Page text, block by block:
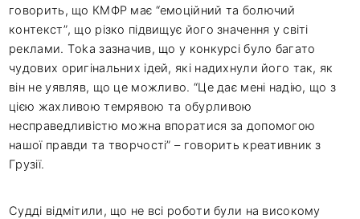
говорить, що КМФР має “емоційний та болючий
контекст”, що різко підвищує його значення у світі
реклами. Toka зазначив, що у конкурсі було багато
чудових оригінальних ідей, які надихнули його так, як
він не уявляв, що це можливо. “Це дає мені надію, що з
цією жахливою темрявою та обурливою
несправедливістю можна впоратися за допомогою
нашої правди та творчості” – говорить креативник з
Грузії.
Судді відмітили, що не всі роботи були на високому